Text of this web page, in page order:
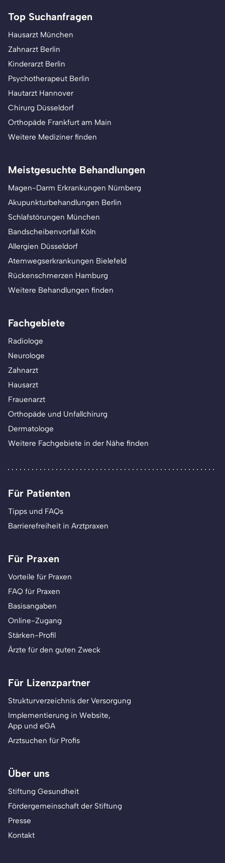
Top Suchanfragen
Hausarzt München
Zahnarzt Berlin
Kinderarzt Berlin
Psychotherapeut Berlin
Hautarzt Hannover
Chirurg Düsseldorf
Orthopäde Frankfurt am Main
Weitere Mediziner finden
Meistgesuchte Behandlungen
Magen-Darm Erkrankungen Nürnberg
Akupunkturbehandlungen Berlin
Schlafstörungen München
Bandscheibenvorfall Köln
Allergien Düsseldorf
Atemwegserkrankungen Bielefeld
Rückenschmerzen Hamburg
Weitere Behandlungen finden
Fachgebiete
Radiologe
Neurologe
Zahnarzt
Hausarzt
Frauenarzt
Orthopäde und Unfallchirurg
Dermatologe
Weitere Fachgebiete in der Nähe finden
Für Patienten
Tipps und FAQs
Barrierefreiheit in Arztpraxen
Für Praxen
Vorteile für Praxen
FAQ für Praxen
Basisangaben
Online-Zugang
Stärken-Profil
Ärzte für den guten Zweck
Für Lizenzpartner
Strukturverzeichnis der Versorgung
Implementierung in Website,
App und eGA
Arztsuchen für Profis
Über uns
Stiftung Gesundheit
Fördergemeinschaft der Stiftung
Presse
Kontakt